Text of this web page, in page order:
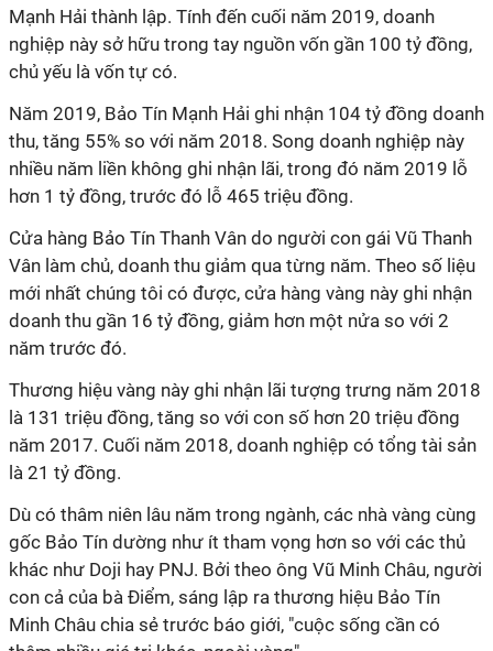
Mạnh Hải thành lập. Tính đến cuối năm 2019, doanh
nghiệp này sở hữu trong tay nguồn vốn gần 100 tỷ đồng,
chủ yếu là vốn tự có.
Năm 2019, Bảo Tín Mạnh Hải ghi nhận 104 tỷ đồng doanh
thu, tăng 55% so với năm 2018. Song doanh nghiệp này
nhiều năm liền không ghi nhận lãi, trong đó năm 2019 lỗ
hơn 1 tỷ đồng, trước đó lỗ 465 triệu đồng.
Cửa hàng Bảo Tín Thanh Vân do người con gái Vũ Thanh
Vân làm chủ, doanh thu giảm qua từng năm. Theo số liệu
mới nhất chúng tôi có được, cửa hàng vàng này ghi nhận
doanh thu gần 16 tỷ đồng, giảm hơn một nửa so với 2
năm trước đó.
Thương hiệu vàng này ghi nhận lãi tượng trưng năm 2018
là 131 triệu đồng, tăng so với con số hơn 20 triệu đồng
năm 2017. Cuối năm 2018, doanh nghiệp có tổng tài sản
là 21 tỷ đồng.
Dù có thâm niên lâu năm trong ngành, các nhà vàng cùng
gốc Bảo Tín dường như ít tham vọng hơn so với các thủ
khác như Doji hay PNJ. Bởi theo ông Vũ Minh Châu, người
con cả của bà Điểm, sáng lập ra thương hiệu Bảo Tín
Minh Châu chia sẻ trước báo giới, "cuộc sống cần có